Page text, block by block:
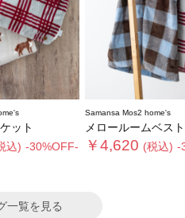
ット
込) -30%OFF-
Samansa Mos2 home's
メロールームベスト
￥4,620 (税込) -
一覧を見る